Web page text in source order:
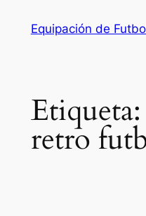
Equipación de
Etiqueta:
retro